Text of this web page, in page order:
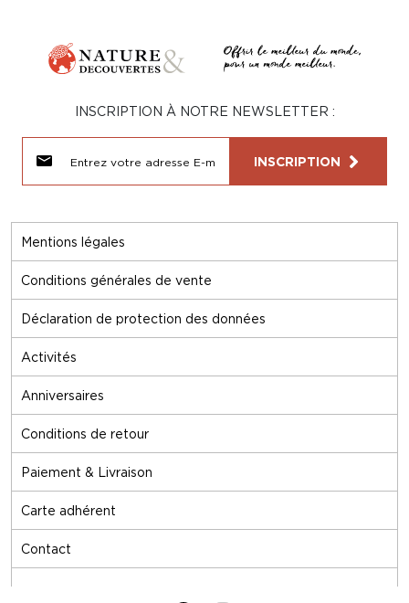
Mentions légales
Conditions générales de vente
Déclaration de protection des données
Activités
Anniversaires
Conditions de retour
Paiement & Livraison
Carte adhérent
Contact
INSCRIPTION À NOTRE NEWSLETTER :
INSCRIPTION